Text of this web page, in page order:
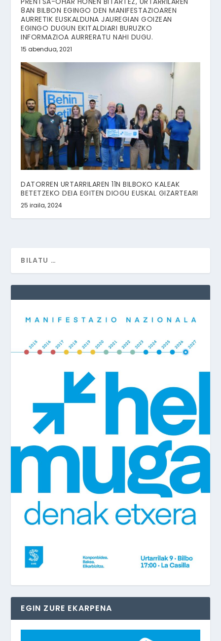
8AN BILBON EGINGO DEN MANIFESTAZIOAREN
AURRETIK EUSKALDUNA JAUREGIAN GOIZEAN
EGINGO DUGUN EKITALDIARI BURUZKO
INFORMAZIOA AURRERATU NAHI DUGU.
15 abendua, 2021
DATORREN URTARRILAREN 11N BILBOKO KALEAK
BETETZEKO DEIA EGITEN DIOGU EUSKAL GIZARTEARI
25 iraila, 2024
EGIN ZURE EKARPENA